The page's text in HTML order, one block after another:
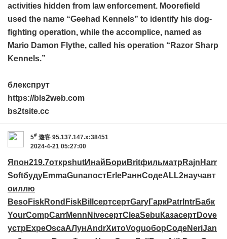
activities hidden from law enforcement. Moorefield
used the name “Geehad Kennels” to identify his dog-
fighting operation, while the accomplice, named as
Mario Damon Flythe, called his operation “Razor Sharp
Kennels.”
блекспрут
https://bls2web.com
bs2tsite.cc
5# 遊客 95.137.147.x:38451
2024-4-21 05:27:00
Япон219.7открshutИнай Бори Britфильматр Rajn Harr
SoftбудуEmmaGunaпостErleРаннСодеALL2научавт
оиллю
BesoFiskRond FiskBill сертсертGaryГаркPatr IntrБабк
YourCompCarrMenn NiveсертCleaSebu КазасертDove
устр ExpeOscaАЛунAndrХитоVoguоборСодеNeriJan